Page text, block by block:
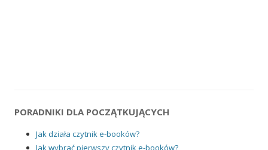
PORADNIKI DLA POCZĄTKUJĄCYCH
Jak działa czytnik e-booków?
Jak wybrać pierwszy czytnik e-booków?